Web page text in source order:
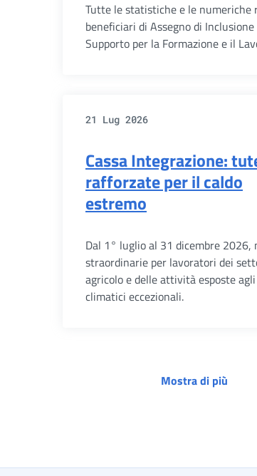
Tutte le statistiche e le numeriche
beneficiari di Assegno di Inclusione
Supporto per la Formazione e il
21 Lug 2026
Cassa Integrazione:
rafforzate per il caldo
estremo
Dal 1° luglio al 31 dicembre 2026,
straordinarie per lavoratori dei
agricolo e delle attività esposte
climatici eccezionali.
Mostra di più